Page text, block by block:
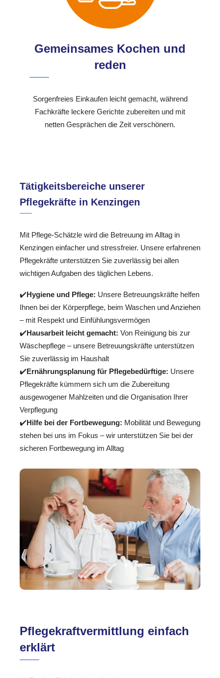
Gemeinsames Kochen und
reden
Sorgenfreies Einkaufen leicht gemacht, während
Fachkräfte leckere Gerichte zubereiten und mit
netten Gesprächen die Zeit verschönern.
Tätigkeitsbereiche unserer
Pflegekräfte in Kenzingen
Mit Pflege-Schätzle wird die Betreuung im Alltag in
Kenzingen einfacher und stressfreier. Unsere erfahrenen
Pflegekräfte unterstützen Sie zuverlässig bei allen
wichtigen Aufgaben des täglichen Lebens.
✔️Hygiene und Pflege: Unsere Betreuungskräfte helfen
Ihnen bei der Körperpflege, beim Waschen und Anziehen
– mit Respekt und Einfühlungsvermögen
✔️Hausarbeit leicht gemacht: Von Reinigung bis zur
Wäschepflege – unsere Betreuungskräfte unterstützen
Sie zuverlässig im Haushalt
✔️Ernährungsplanung für Pflegebedürftige: Unsere
Pflegekräfte kümmern sich um die Zubereitung
ausgewogener Mahlzeiten und die Organisation Ihrer
Verpflegung
✔️Hilfe bei der Fortbewegung: Mobilität und Bewegung
stehen bei uns im Fokus – wir unterstützen Sie bei der
sicheren Fortbewegung im Alltag
Pflegekraftvermittlung einfach
erklärt